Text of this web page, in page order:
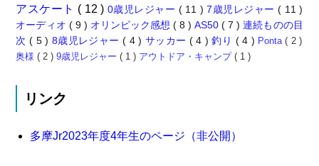
アスケート ( 12 ) 0歳児レジャー ( 11 )7歳児レジャー( 11 )
オーディオ ( 9 ) オリンピック感想( 8 )AS50( 7 )連続ものの目
次( 5 ) 8歳児レジャー( 4 ) サッカー ( 4 )釣り ( 4 ) Ponta( 2 )
奥様( 2 )9歳児レジャー( 1 ) アウトドア・キャンプ( 1 )
リンク
多摩Jr2023年度4年生のページ（非公開）